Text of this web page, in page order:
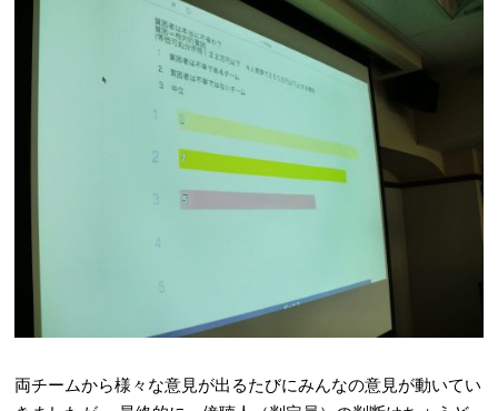
両チームから様々な意見が出るたびにみんなの意見が動いてい